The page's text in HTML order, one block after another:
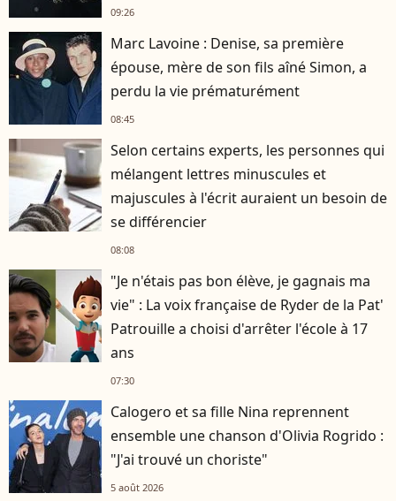
09:26
Marc Lavoine : Denise, sa première
épouse, mère de son fils aîné Simon, a
perdu la vie prématurément
08:45
Selon certains experts, les personnes qui
mélangent lettres minuscules et
majuscules à l'écrit auraient un besoin de
se différencier
08:08
"Je n'étais pas bon élève, je gagnais ma
vie" : La voix française de Ryder de la Pat'
Patrouille a choisi d'arrêter l'école à 17
ans
07:30
Calogero et sa fille Nina reprennent
ensemble une chanson d'Olivia Rogrido :
"J'ai trouvé un choriste"
5 août 2026